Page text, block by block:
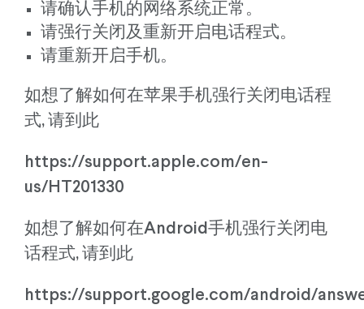
请确认手机的网络系统正常。
请强行关闭及重新开启电话程式。
请重新开启手机。
如想了解如何在苹果手机强行关闭电话程
式, 请到此
https://support.apple.com/en-
us/HT201330
如想了解如何在Android手机强行关闭电
话程式, 请到此
https://support.google.com/android/